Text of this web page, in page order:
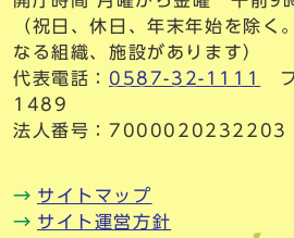
（祝日、休日、年末年始を除く
なる組織、施設があります）
代表電話： 0587-32-1111
1489
法人番号：7000020232203
サイトマップ
サイト運営方針